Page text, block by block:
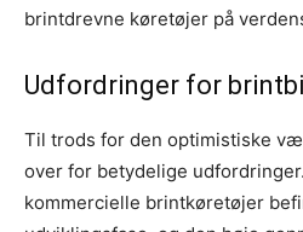
brintdrevne køretøjer på
Udfordringer for
Til trods for den optimistiske
over for betydelige
kommercielle brintkøretøjer